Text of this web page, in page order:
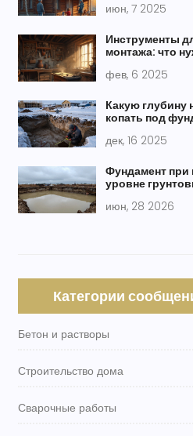
нюанс монтажа
июн, 7 2025
Инструменты
монтажа: что
фев, 6 2025
Какую глубину
копать под
Сибири
дек, 16 2025
Фундамент
уровне
ошибки
июн, 28 2026
Категории
Бетон и растворы
Строительство дома
Сварочные работы